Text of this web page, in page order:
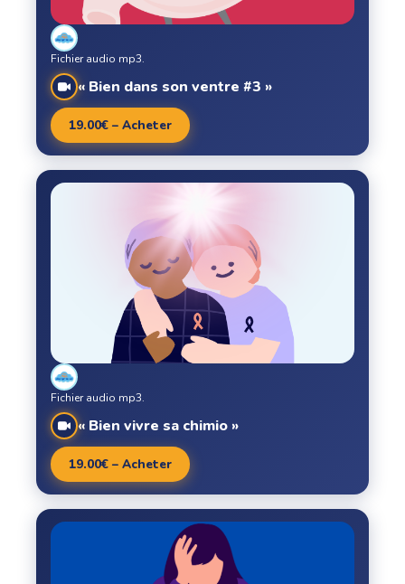
« Bien dans son ventre #3 »
Fichier audio mp3.
19.00€ – Acheter
« Bien vivre sa chimio »
Fichier audio mp3.
19.00€ – Acheter